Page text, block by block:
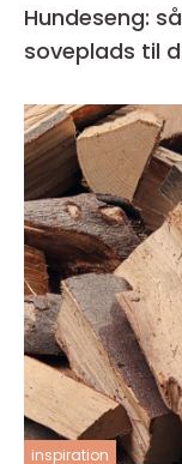
Hundeseng:
soveplads til
inspiration